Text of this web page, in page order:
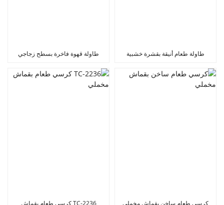
طاولة طعام أنيقة بقشرة خشبية طاولة قهوة فاخرة بسطح زجاجي
كرسي طعام ساخن بقماش مخملي
TC-2236 كرسي طعام بقماش